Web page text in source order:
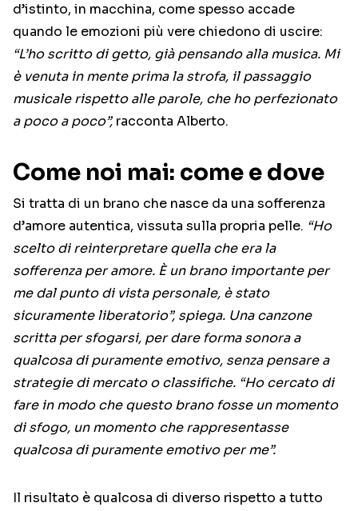
d’istinto, in macchina, come spesso accade
quando le emozioni più vere chiedono di uscire:
“L’ho scritto di getto, già pensando alla musica. Mi
è venuta in mente prima la strofa, il passaggio
musicale rispetto alle parole, che ho perfezionato
a poco a poco”, racconta Alberto.
Come noi mai: come e dove
Si tratta di un brano che nasce da una sofferenza
d’amore autentica, vissuta sulla propria pelle. “Ho
scelto di reinterpretare quella che era la
sofferenza per amore. È un brano importante per
me dal punto di vista personale, è stato
sicuramente liberatorio”, spiega. Una canzone
scritta per sfogarsi, per dare forma sonora a
qualcosa di puramente emotivo, senza pensare a
strategie di mercato o classifiche. “Ho cercato di
fare in modo che questo brano fosse un momento
di sfogo, un momento che rappresentasse
qualcosa di puramente emotivo per me”.
Il risultato è qualcosa di diverso rispetto a tutto